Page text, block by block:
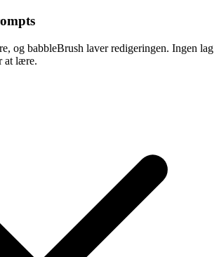
og babbleBrush laver redigeringen. Ingen lag
at lære.